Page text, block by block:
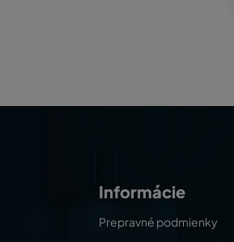
Informácie
Prepravné podmienky